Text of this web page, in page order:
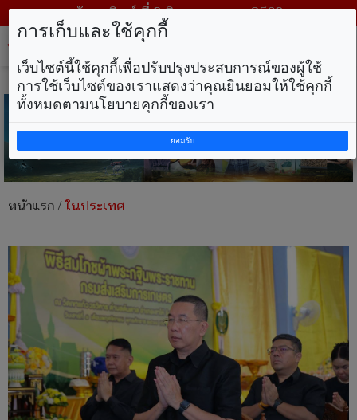
วันอาทิตย์ ที่ 9 สิงหาคม พ.ศ. 2569
หน้าแรก/ในประเทศ
การเก็บและใช้คุกกี้
เว็บไซต์นี้ใช้คุกกี้เพื่อปรับปรุงประสบการณ์ของผู้ใช้
การใช้เว็บไซต์ของเราแสดงว่าคุณยินยอมให้ใช้คุกกี้
ทั้งหมดตามนโยบายคุกกี้ของเรา
ยอมรับ